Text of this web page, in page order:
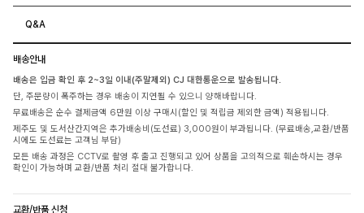
Q&A
배송안내
배송은 입금 확인 후 2~3일 이내(주말제외) CJ 대한통운으로 발송됩니다.
단, 주문량이 폭주하는 경우 배송이 지연될 수 있으니 양해바랍니다.
무료배송은 순수 결제금액 6만원 이상 구매시(할인 및 적립금 제외한 금액) 적용됩니다.
제주도 및 도서산간지역은 추가배송비(도선료) 3,000원이 부과됩니다. (무료배송,교환/반품
시에도 도선료는 고객님 부담)
모든 배송 과정은 CCTV로 촬영 후 출고 진행되고 있어 상품을 고의적으로 훼손하시는 경우
확인이 가능하며 교환/반품 처리 절대 불가합니다.
교환/반품 신청